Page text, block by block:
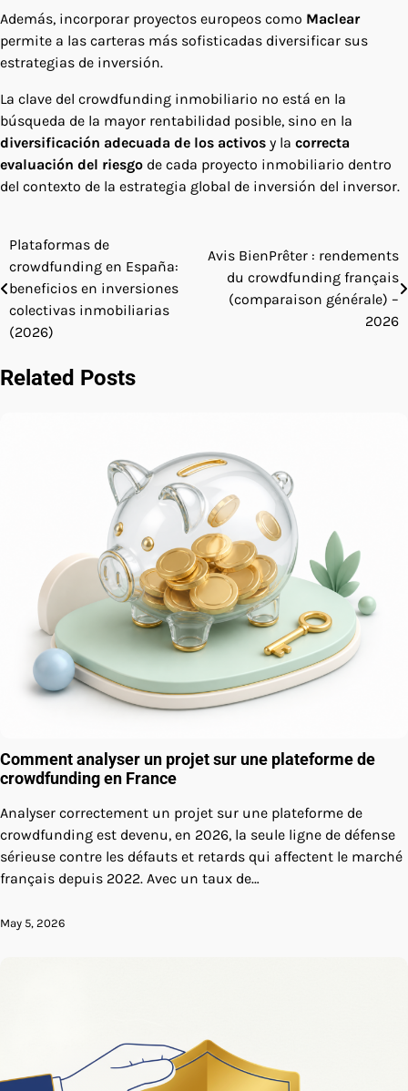
Además, incorporar proyectos europeos como Maclear
permite a las carteras más sofisticadas diversificar sus
estrategias de inversión.
La clave del crowdfunding inmobiliario no está en la
búsqueda de la mayor rentabilidad posible, sino en la
diversificación adecuada de los activos y la correcta
evaluación del riesgo de cada proyecto inmobiliario dentro
del contexto de la estrategia global de inversión del inversor.
Post
navigation
Plataformas de
crowdfunding en España:
beneficios en inversiones
colectivas inmobiliarias
(2026)
Avis BienPrêter : rendements
du crowdfunding français
(comparaison générale) –
2026
Related Posts
Comment analyser un projet sur une plateforme de
crowdfunding en France
Analyser correctement un projet sur une plateforme de
crowdfunding est devenu, en 2026, la seule ligne de défense
sérieuse contre les défauts et retards qui affectent le marché
français depuis 2022. Avec un taux de…
May 5, 2026